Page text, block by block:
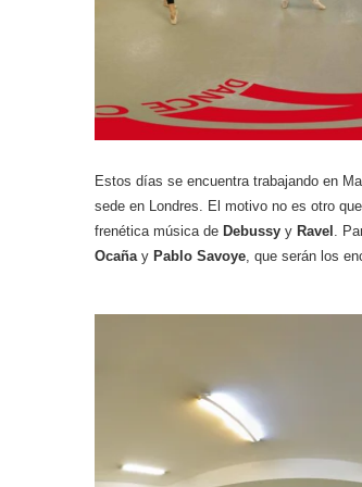
Estos días se encuentra trabajando en
sede en Londres.
El motivo no es otro
frenética música de Debussy y Ravel .
Ocaña y Pablo Savoye , que serán los